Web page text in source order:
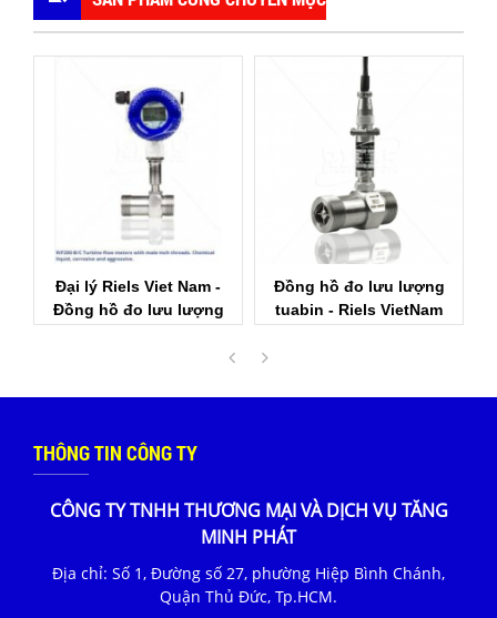
Đồng hồ đo lưu lượng
tuabin - Riels VietNam
Đồng hồ đo lưu lượng
Riels - Đại lý Riels Viêt
THÔNG TIN CÔNG TY
CÔNG TY TNHH THƯƠNG MẠI VÀ DỊCH VỤ TĂNG
MINH PHÁT
Địa chỉ: Số 1, Đường số 27, phường Hiệp Bình Chánh,
Quận Thủ Đức, Tp.HCM.